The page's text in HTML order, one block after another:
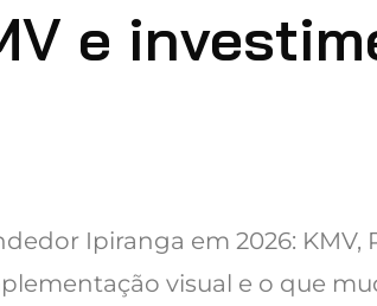
e
Ipiranga em 2026: KMV,
visual e o que